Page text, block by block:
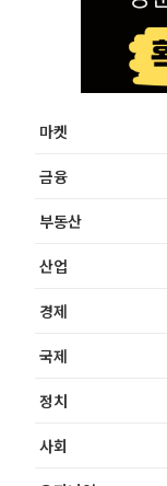
마켓
금융
부동산
산업
경제
국제
정치
사회